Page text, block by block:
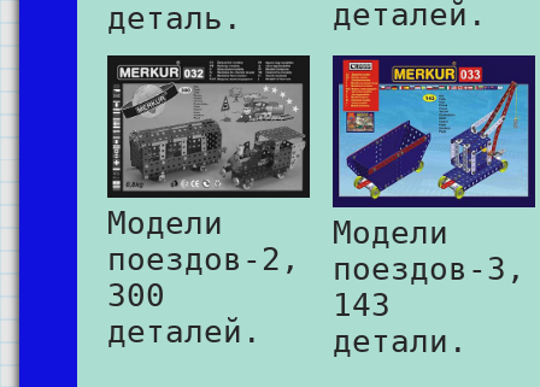
деталь.
деталей.
Модели
поездов-2,
300
деталей.
Модели
поездов-3,
143
детали.